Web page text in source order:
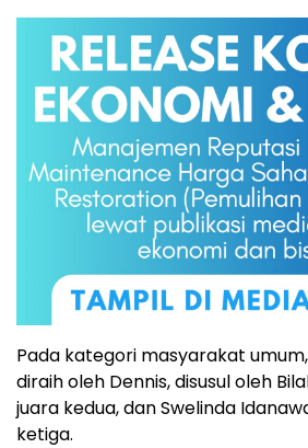
Pada kategori masyarakat
diraih oleh Dennis, disusul oleh
juara kedua, dan Swelinda
ketiga.